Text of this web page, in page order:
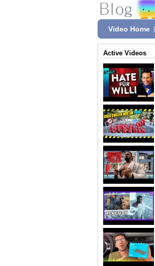
Video Home
Active Videos